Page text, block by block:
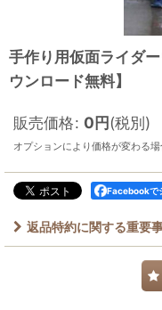
手作り用仮面ライダ
ウンロード無料】
販売価格: 0円(税別)
オプションにより価格が変わる場
Facebookで
返品特約に関する重要